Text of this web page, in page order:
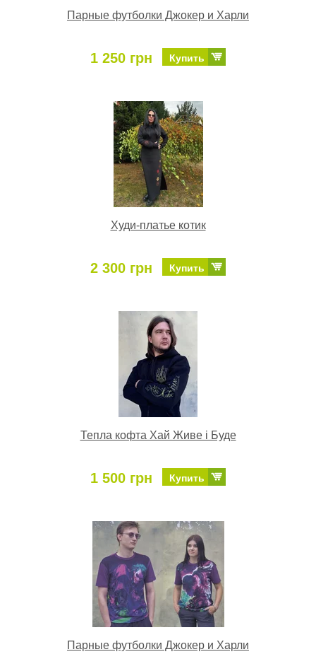
Парные футболки Джокер и Харли
1 250 грн Купить
Худи-платье котик
2 300 грн Купить
Тепла кофта Хай Живе і Буде
1 500 грн Купить
Парные футболки Джокер и Харли